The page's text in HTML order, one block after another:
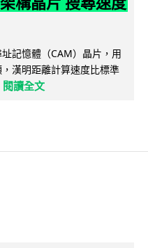
記憶體（CAM）晶片，用
漢明距離計算速度比標準
閱讀全文